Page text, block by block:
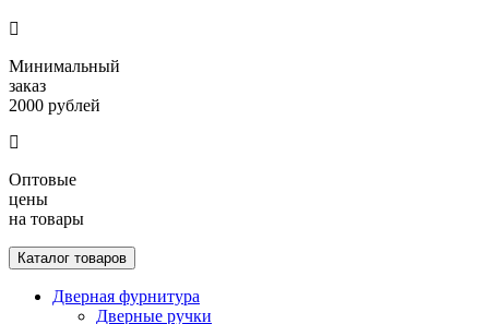
Минимальный
заказ
2000 рублей
Оптовые
цены
на товары
Каталог товаров
Дверная фурнитура
Дверные ручки